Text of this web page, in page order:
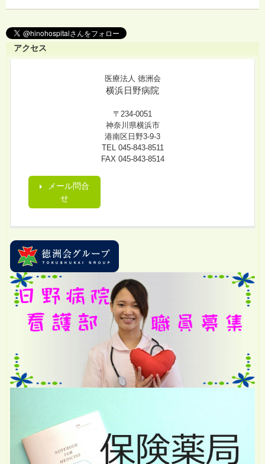
アクセス
医療法人 徳洲会
横浜日野病院
〒234-0051
神奈川県横浜市
港南区日野3-9-3
TEL 045-843-8511
FAX 045-843-8514
メール問合
せ